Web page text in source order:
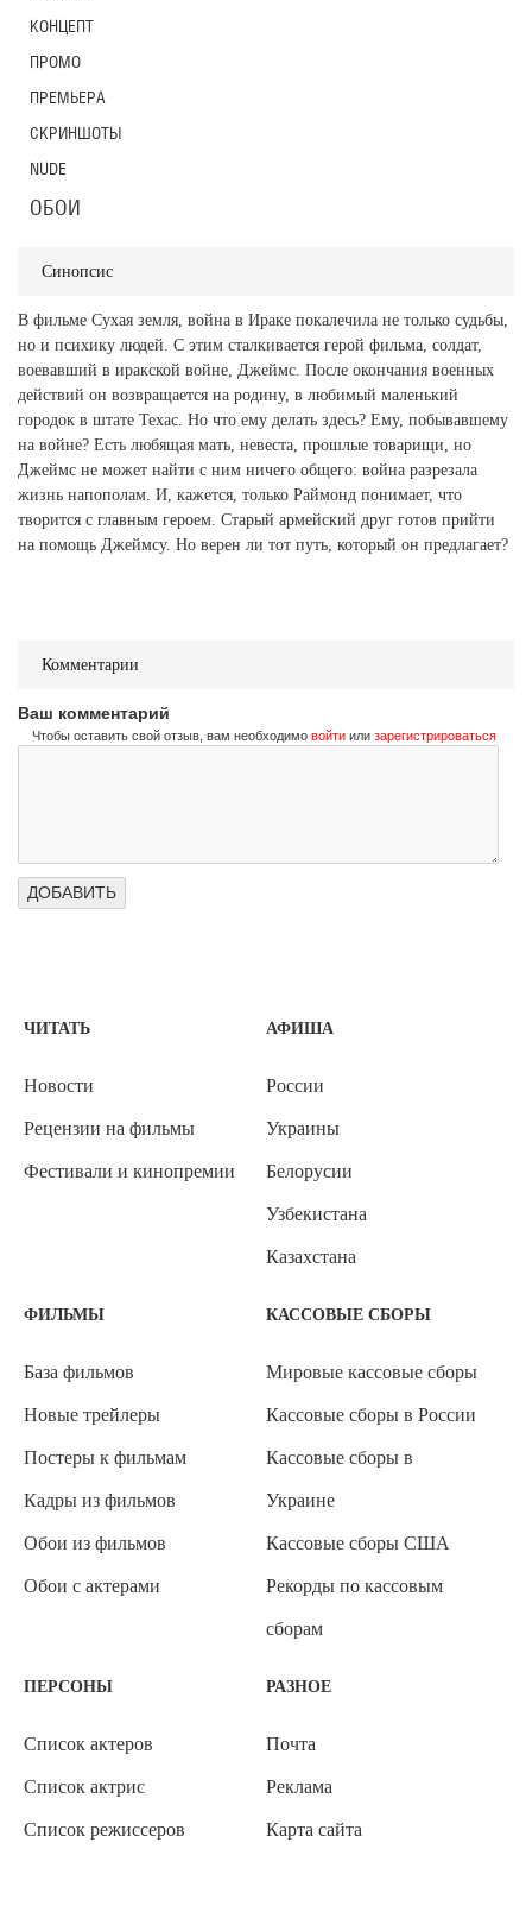
Синопсис
В фильме Сухая земля, война в Ираке покалечила не только судьбы,
но и психику людей. С этим сталкивается герой фильма, солдат,
воевавший в иракской войне, Джеймс. После окончания военных
действий он возвращается на родину, в любимый маленький
городок в штате Техас. Но что ему делать здесь? Ему, побывавшему
на войне? Есть любящая мать, невеста, прошлые товарищи, но
Джеймс не может найти с ним ничего общего: война разрезала
жизнь напополам. И, кажется, только Раймонд понимает, что
творится с главным героем. Старый армейский друг готов прийти
на помощь Джеймсу. Но верен ли тот путь, который он предлагает?
Комментарии
Ваш комментарий
Чтобы оставить свой отзыв, вам необходимо войти или зарегистрироваться
КОНЦЕПТ
ПРОМО
ПРЕМЬЕРА
СКРИНШОТЫ
NUDE
ОБОИ
ЧИТАТЬ
Новости
Рецензии на фильмы
Фестивали и кинопремии
АФИША
России
Украины
Белорусии
Узбекистана
Казахстана
ФИЛЬМЫ
База фильмов
Новые трейлеры
Постеры к фильмам
Кадры из фильмов
Обои из фильмов
Обои с актерами
КАССОВЫЕ СБОРЫ
Мировые кассовые сборы
Кассовые сборы в России
Кассовые сборы в
Украине
Кассовые сборы США
Рекорды по кассовым
сборам
ПЕРСОНЫ
Список актеров
Список актрис
Список режиссеров
РАЗНОЕ
Почта
Реклама
Карта сайта